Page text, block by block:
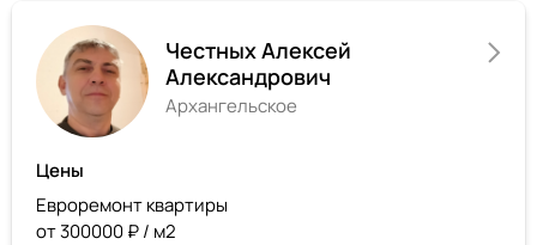
Честных Алексей
Александрович
Архангельское
Цены
Евроремонт квартиры
от 300000 ₽ / м2